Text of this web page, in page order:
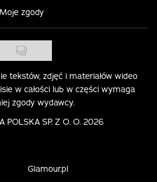
Moje zgody
tekstów, zdjęć i materiałów wideo
w całości lub w części wymaga
zgody wydawcy.
POLSKA SP. Z O. O. 2026
Glamour.pl